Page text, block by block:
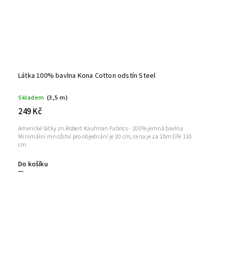
Látka 100% bavlna Kona Cotton odstín Steel
Skladem (3,5 m)
249 Kč
Do košíku
Americké látky zn.Robert Kaufman Fabrics - 100% jemná bavlna
Minimální množství pro objednání je 20 cm, cena je za 1bm šíře 110
cm